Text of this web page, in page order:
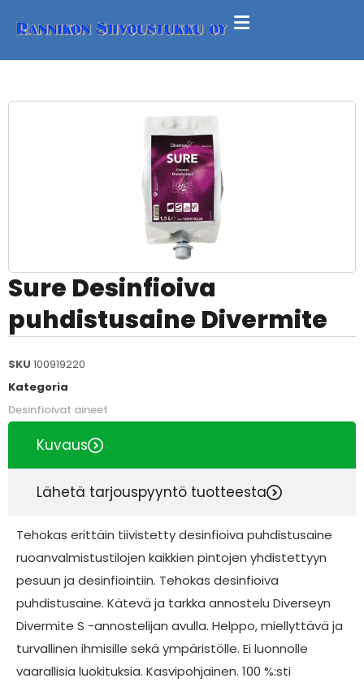
Sure Desinfioiva
puhdistusaine Divermite
SKU 100919220
Kategoria
Desinfioivat aineet
Kuvaus
Lähetä tarjouspyyntö tuotteesta
Tehokas erittäin tiivistetty desinfioiva puhdistusaine
ruoanvalmistustilojen kaikkien pintojen yhdistettyyn
pesuun ja desinfiointiin. Tehokas desinfioiva
puhdistusaine. Kätevä ja tarkka annostelu Diverseyn
Divermite S -annostelijan avulla. Helppo, miellyttävä ja
turvallinen ihmisille sekä ympäristölle. Ei luonnolle
vaarallisia luokituksia. Kasvipohjainen. 100 %:sti